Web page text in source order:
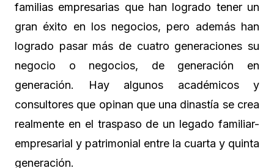
familias empresarias que han logrado tener un
gran éxito en los negocios, pero además han
logrado pasar más de cuatro generaciones su
negocio o negocios, de generación en
generación. Hay algunos académicos y
consultores que opinan que una dinastía se crea
realmente en el traspaso de un legado familiar-
empresarial y patrimonial entre la cuarta y quinta
generación.